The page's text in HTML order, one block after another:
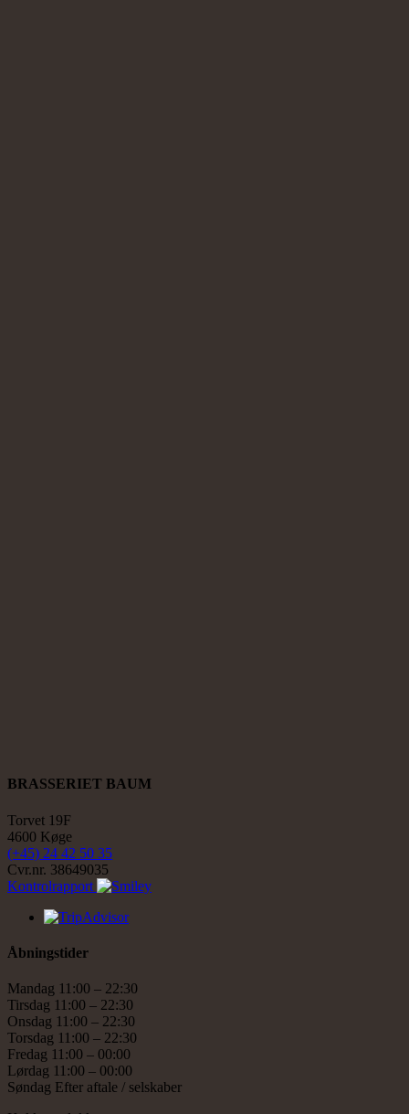
BRASSERIET BAUM
Torvet 19F
4600 Køge
(+45) 24 42 50 35
Cvr.nr. 38649035
Kontrolrapport
Åbningstider
Mandag 11:00 – 22:30
Tirsdag 11:00 – 22:30
Onsdag 11:00 – 22:30
Torsdag 11:00 – 22:30
Fredag 11:00 – 00:00
Lørdag 11:00 – 00:00
Søndag Efter aftale / selskaber